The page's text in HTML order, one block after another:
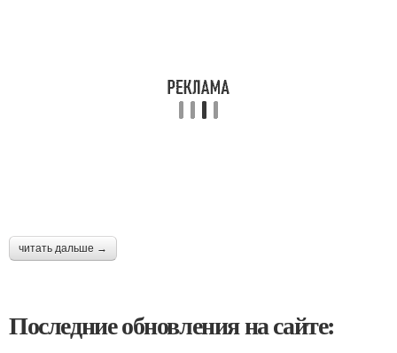
читать дальше →
Последние обновления на сайте: